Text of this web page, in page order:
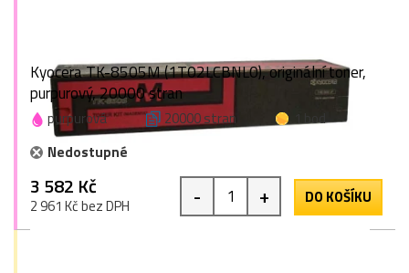
Kyocera TK-8505M (1T02LCBNL0), originální toner,
purpurový, 20000 stran
purpurová 20000 stran
1 bod
Nedostupné
3 582 Kč
2 961 Kč bez DPH - + DO KOŠÍKU